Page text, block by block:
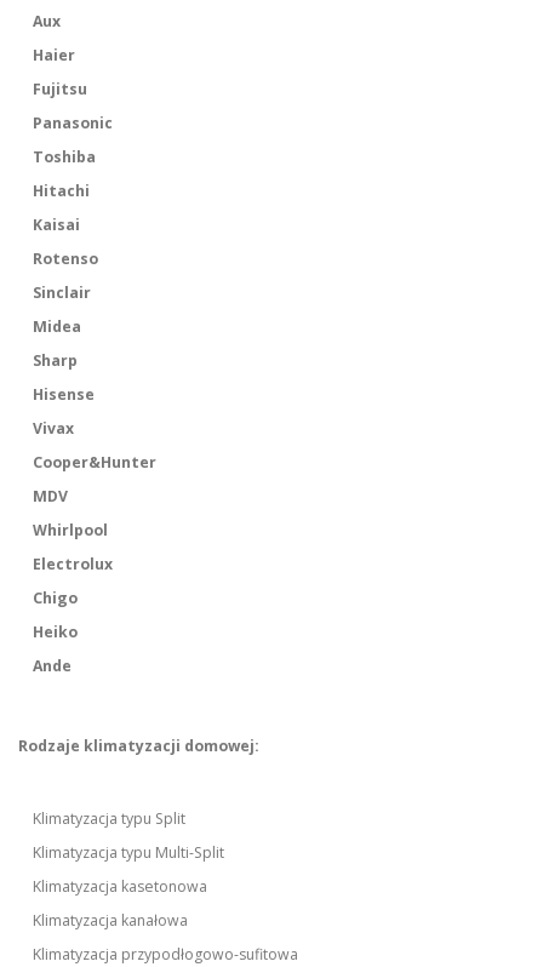
Aux
Haier
Fujitsu
Panasonic
Toshiba
Hitachi
Kaisai
Rotenso
Sinclair
Midea
Sharp
Hisense
Vivax
Cooper&Hunter
MDV
Whirlpool
Electrolux
Chigo
Heiko
Ande
Rodzaje klimatyzacji domowej:
Klimatyzacja typu Split
Klimatyzacja typu Multi-Split
Klimatyzacja kasetonowa
Klimatyzacja kanałowa
Klimatyzacja przypodłogowo-sufitowa